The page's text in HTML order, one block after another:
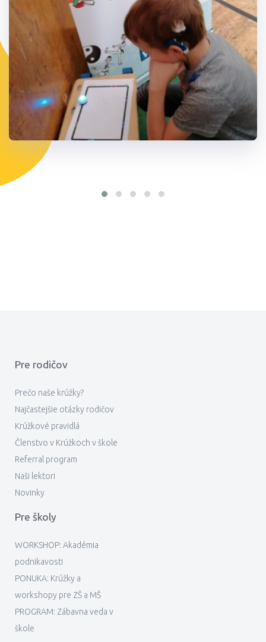
Pre rodičov
Prečo naše krúžky?
Najčastejšie otázky rodičov
Krúžkové pravidlá
Členstvo v Krúžkoch v škole
Referral program
Naši lektori
Novinky
Pre školy
WORKSHOP: Akadémia
podnikavosti
PONUKA: Krúžky a
workshopy pre ZŠ a MŠ
PROGRAM: Zábavna veda v
škole